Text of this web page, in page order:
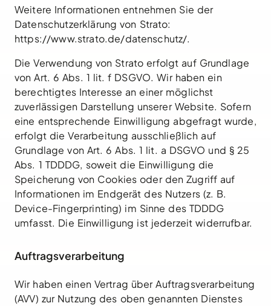
Weitere Informationen entnehmen Sie der
Datenschutzerklärung von Strato:
https://www.strato.de/datenschutz/.
Die Verwendung von Strato erfolgt auf Grundlage
von Art. 6 Abs. 1 lit. f DSGVO. Wir haben ein
berechtigtes Interesse an einer möglichst
zuverlässigen Darstellung unserer Website. Sofern
eine entsprechende Einwilligung abgefragt wurde,
erfolgt die Verarbeitung ausschließlich auf
Grundlage von Art. 6 Abs. 1 lit. a DSGVO und § 25
Abs. 1 TDDDG, soweit die Einwilligung die
Speicherung von Cookies oder den Zugriff auf
Informationen im Endgerät des Nutzers (z. B.
Device-Fingerprinting) im Sinne des TDDDG
umfasst. Die Einwilligung ist jederzeit widerrufbar.
Auftragsverarbeitung
Wir haben einen Vertrag über Auftragsverarbeitung
(AVV) zur Nutzung des oben genannten Dienstes